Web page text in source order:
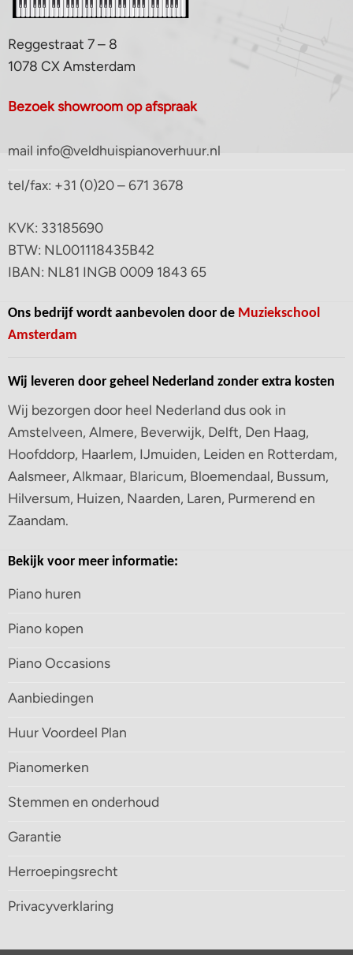
Reggestraat 7 – 8
1078 CX Amsterdam
Bezoek showroom op afspraak
mail info@veldhuispianoverhuur.nl
tel/fax: +31 (0)20 – 671 3678
KVK: 33185690
BTW: NL001118435B42
IBAN: NL81 INGB 0009 1843 65
Ons bedrijf wordt aanbevolen door de Muziekschool
Amsterdam
Wij leveren door geheel Nederland zonder extra kosten
Wij bezorgen door heel Nederland dus ook in
Amstelveen, Almere, Beverwijk, Delft, Den Haag,
Hoofddorp, Haarlem, IJmuiden, Leiden en Rotterdam,
Aalsmeer, Alkmaar, Blaricum, Bloemendaal, Bussum,
Hilversum, Huizen, Naarden, Laren, Purmerend en
Zaandam.
Bekijk voor meer informatie:
Piano huren
Piano kopen
Piano Occasions
Aanbiedingen
Huur Voordeel Plan
Pianomerken
Stemmen en onderhoud
Garantie
Herroepingsrecht
Privacyverklaring